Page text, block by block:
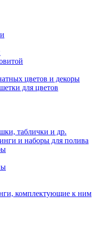
цветов и декоры
для цветов
таблички и др.
и наборы для полива
комплектующие к ним